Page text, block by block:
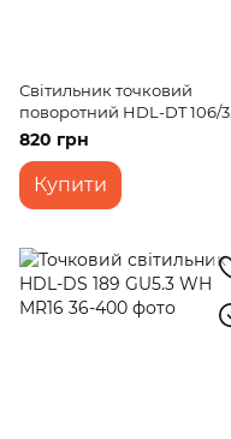
Світильник точковий
поворотний HDL-DT 106/3
MR16
820 грн
Купити